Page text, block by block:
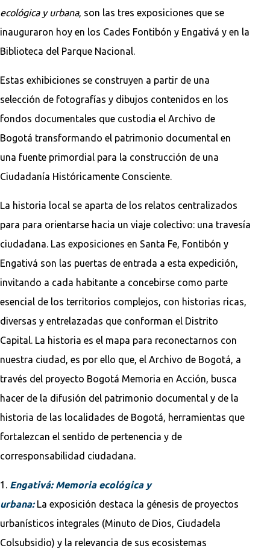
ecológica y urbana, son las tres exposiciones que se
inauguraron hoy en los Cades Fontibón y Engativá y en la
Biblioteca del Parque Nacional.
Estas exhibiciones se construyen a partir de una
selección de fotografías y dibujos contenidos en los
fondos documentales que custodia el Archivo de
Bogotá transformando el patrimonio documental en
una fuente primordial para la construcción de una
Ciudadanía Históricamente Consciente.
La historia local se aparta de los relatos centralizados
para para orientarse hacia un viaje colectivo: una travesía
ciudadana. Las exposiciones en Santa Fe, Fontibón y
Engativá son las puertas de entrada a esta expedición,
invitando a cada habitante a concebirse como parte
esencial de los territorios complejos, con historias ricas,
diversas y entrelazadas que conforman el Distrito
Capital. La historia es el mapa para reconectarnos con
nuestra ciudad, es por ello que, el Archivo de Bogotá, a
través del proyecto Bogotá Memoria en Acción, busca
hacer de la difusión del patrimonio documental y de la
historia de las localidades de Bogotá, herramientas que
fortalezcan el sentido de pertenencia y de
corresponsabilidad ciudadana.
1. Engativá: Memoria ecológica y
urbana:La exposición destaca la génesis de proyectos
urbanísticos integrales (Minuto de Dios, Ciudadela
Colsubsidio) y la relevancia de sus ecosistemas